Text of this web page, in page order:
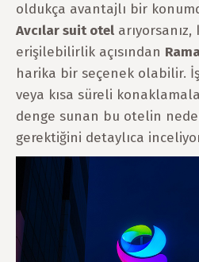
oldukça avantajlı bir
Avcılar suit otel
erişilebilirlik açısından
harika bir seçenek olabilir.
veya kısa süreli
denge sunan bu otelin
gerektiğini detaylıca